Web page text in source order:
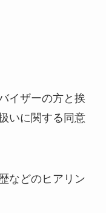
イザーの方と挨
いに関する同意
などのヒアリン